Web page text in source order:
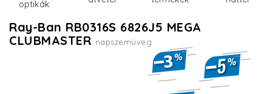
optikák
Ray-Ban RB0316S 6826J5 MEGA
CLUBMASTER napszemüveg